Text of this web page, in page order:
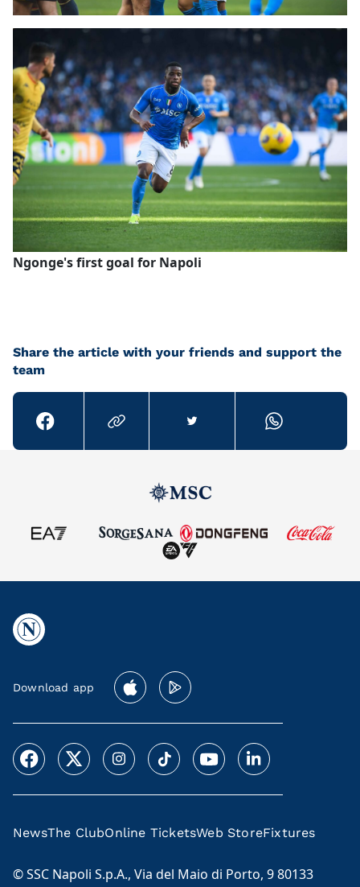
Ngonge's first goal for Napoli
Share the article with your friends and support the
team
Download app
NewsThe ClubOnline TicketsWeb StoreFixtures
© SSC Napoli S.p.A., Via del Maio di Porto, 9 80133